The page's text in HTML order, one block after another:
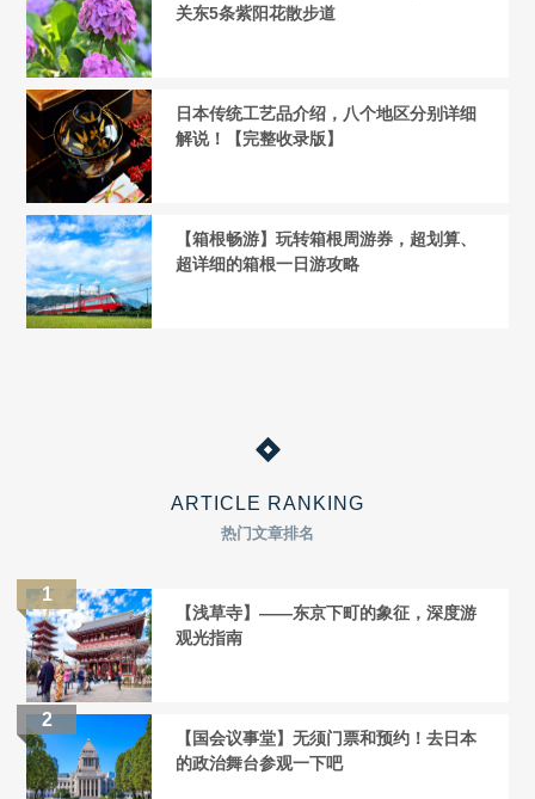
关东5条紫阳花散步道
日本传统工艺品介绍，八个地区分别详细
解说！【完整收录版】
【箱根畅游】玩转箱根周游券，超划算、
超详细的箱根一日游攻略
ARTICLE RANKING
热门文章排名
【浅草寺】——东京下町的象征，深度游
观光指南
【国会议事堂】无须门票和预约！去日本
的政治舞台参观一下吧